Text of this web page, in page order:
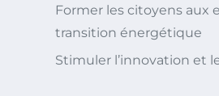
Former les citoyens aux
transition énergétique
Stimuler l’innovation et